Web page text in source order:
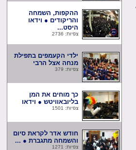
ההקפות, השמחה
והריקודים ● וידאו
היסט...
צפיות: 2736
ילדי הקעמפים בתפילת
מנחה אצל הרבי
צפיות: 379
כך מוחים את המן
בליובאוויטש ● וידאו
צפיות: 1501
חודש אדר לקראת סיום
והשמחה מתגברת ● ...
צפיות: 1271